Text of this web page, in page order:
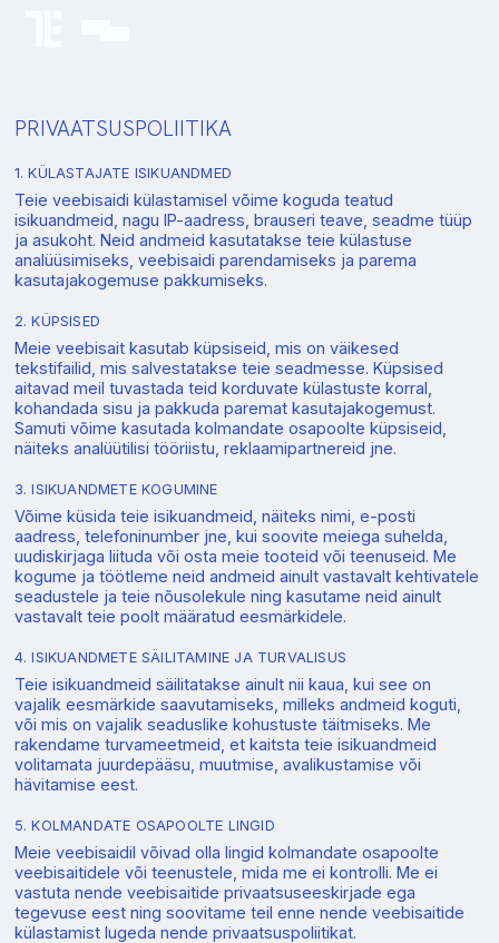
PRIVAATSUSPOLIITIKA
1. KÜLASTAJATE ISIKUANDMED
Teie veebisaidi külastamisel võime koguda teatud
isikuandmeid, nagu IP-aadress, brauseri teave, seadme tüüp
ja asukoht. Neid andmeid kasutatakse teie külastuse
analüüsimiseks, veebisaidi parendamiseks ja parema
kasutajakogemuse pakkumiseks.
2. KÜPSISED
Meie veebisait kasutab küpsiseid, mis on väikesed
tekstifailid, mis salvestatakse teie seadmesse. Küpsised
aitavad meil tuvastada teid korduvate külastuste korral,
kohandada sisu ja pakkuda paremat kasutajakogemust.
Samuti võime kasutada kolmandate osapoolte küpsiseid,
näiteks analüütilisi tööriistu, reklaamipartnereid jne.
3. ISIKUANDMETE KOGUMINE
Võime küsida teie isikuandmeid, näiteks nimi, e-posti
aadress, telefoninumber jne, kui soovite meiega suhelda,
uudiskirjaga liituda või osta meie tooteid või teenuseid. Me
kogume ja töötleme neid andmeid ainult vastavalt kehtivatele
seadustele ja teie nõusolekule ning kasutame neid ainult
vastavalt teie poolt määratud eesmärkidele.
4. ISIKUANDMETE SÄILITAMINE JA TURVALISUS
Teie isikuandmeid säilitatakse ainult nii kaua, kui see on
vajalik eesmärkide saavutamiseks, milleks andmeid koguti,
või mis on vajalik seaduslike kohustuste täitmiseks. Me
rakendame turvameetmeid, et kaitsta teie isikuandmeid
volitamata juurdepääsu, muutmise, avalikustamise või
hävitamise eest.
5. KOLMANDATE OSAPOOLTE LINGID
Meie veebisaidil võivad olla lingid kolmandate osapoolte
veebisaitidele või teenustele, mida me ei kontrolli. Me ei
vastuta nende veebisaitide privaatsuseeskirjade ega
tegevuse eest ning soovitame teil enne nende veebisaitide
külastamist lugeda nende privaatsuspoliitikat.